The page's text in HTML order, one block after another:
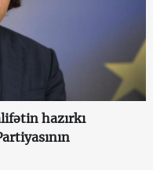
hazırkı